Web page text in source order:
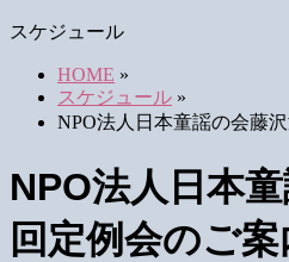
スケジュール
HOME »
スケジュール »
NPO法人日本童謡の会藤
NPO法人日本
回定例会のご案